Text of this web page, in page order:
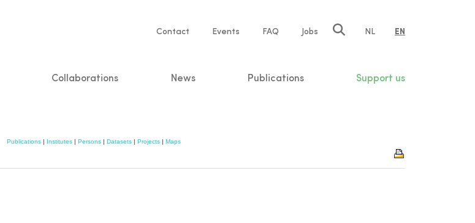
Service
Contact Events FAQ Jobs NL EN
Collaborations News Publications Support us
Publications | Institutes | Persons | Datasets | Projects | Maps